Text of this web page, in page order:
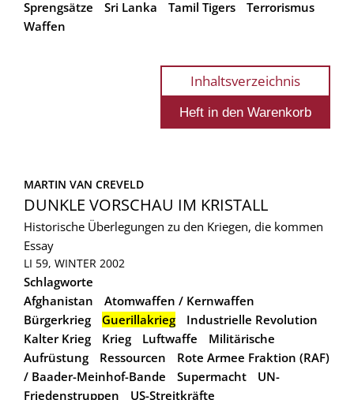
Sprengsätze
Sri Lanka Tamil Tigers
Terrorismus
Waffen
Inhaltsverzeichnis
MARTIN VAN CREVELD
DUNKLE VORSCHAU IM KRISTALL
Historische Überlegungen zu den Kriegen, die kommen
Essay
LI 59, WINTER 2002
Schlagworte
Afghanistan
Atomwaffen / Kernwaffen
Bürgerkrieg
Guerillakrieg
Industrielle Revolution
Kalter Krieg
Krieg Luftwaffe
Militärische
Aufrüstung
Ressourcen
Rote Armee Fraktion (RAF)
/ Baader-Meinhof-Bande
Supermacht
UN-
Friedenstruppen
US-Streitkräfte